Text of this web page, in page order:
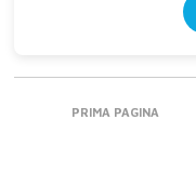
PRIMA PAGINA